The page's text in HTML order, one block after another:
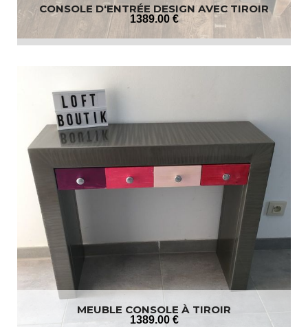
CONSOLE D'ENTRÉE DESIGN AVEC TIROIR
1389.00 €
MEUBLE CONSOLE À TIROIR
1389.00 €